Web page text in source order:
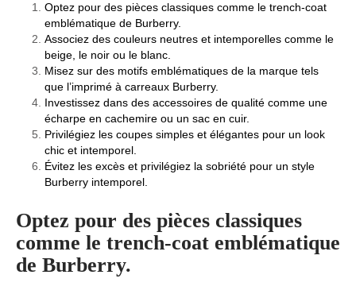
Optez pour des pièces classiques comme le trench-coat
emblématique de Burberry.
Associez des couleurs neutres et intemporelles comme le
beige, le noir ou le blanc.
Misez sur des motifs emblématiques de la marque tels
que l’imprimé à carreaux Burberry.
Investissez dans des accessoires de qualité comme une
écharpe en cachemire ou un sac en cuir.
Privilégiez les coupes simples et élégantes pour un look
chic et intemporel.
Évitez les excès et privilégiez la sobriété pour un style
Burberry intemporel.
Optez pour des pièces classiques
comme le trench-coat emblématique
de Burberry.